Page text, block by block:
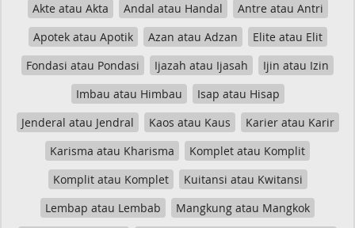
Akte atau Akta Andal atau Handal
Antre atau Antri
Apotek atau Apotik
Azan atau Adzan
Elite atau Elit
Fondasi atau Pondasi
Ijazah atau Ijasah
Ijin atau Izin
Imbau atau Himbau
Isap atau Hisap
Jenderal atau Jendral
Kaos atau Kaus
Karier atau Karir
Karisma atau Kharisma
Komplet atau Komplit
Komplit atau Komplet
Kuitansi atau Kwitansi
Lembap atau Lembab
Mangkung atau Mangkok